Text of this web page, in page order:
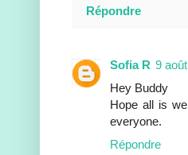
Répondre
Sofia R 9
Hey Buddy
Hope all is
everyone.
Répondre